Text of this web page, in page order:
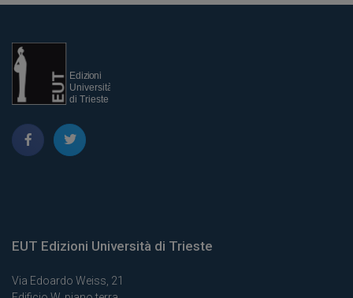
EUT Edizioni Università di Trieste
Via Edoardo Weiss, 21